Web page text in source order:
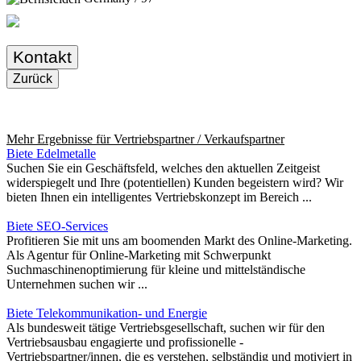
Kontakt
Zurück
Mehr Ergebnisse fürVertriebspartner / Verkaufspartner
Biete Edelmetalle
Suchen Sie ein Geschäftsfeld, welches den aktuellen Zeitgeist
widerspiegelt und Ihre (potentiellen) Kunden begeistern wird? Wir
bieten Ihnen ein intelligentes Vertriebskonzept im Bereich ...
Biete SEO-Services
Profitieren Sie mit uns am boomenden Markt des Online-Marketing.
Als Agentur für Online-Marketing mit Schwerpunkt
Suchmaschinenoptimierung für kleine und mittelständische
Unternehmen suchen wir ...
Biete Telekommunikation- und Energie
Als bundesweit tätige Vertriebsgesellschaft, suchen wir für den
Vertriebsausbau engagierte und profissionelle -
Vertriebspartner/innen, die es verstehen, selbständig und motiviert in